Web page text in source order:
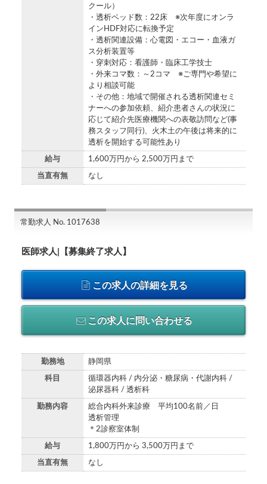
クール）
・透析ベッド数：22床 ※次年度にオンラ
インHDF対応に転換予定
・透析関連設備：心電図・エコー・血液ガ
ス分析装置等
・穿刺対応：看護師・臨床工学技士
・外来コマ数：～2コマ ※ご専門や希望に
より相談可能
・その他：地域で開催される透析関連セミ
ナーへの参加依頼、紹介患者さんの状況に
応じて紹介先医療機関への表敬訪問など(事
務スタッフ同行)、火木土の午後は将来的に
透析を開始する可能性あり
給与 1,600万円から 2,500万円まで
当直有無 なし
常勤求人 No. 1017638
医師求人|【募集終了求人】
この求人の詳細を見る
この求人に問い合わせる
勤務地 静岡県
科目
循環器内科 / 内分泌・糖尿病・代謝内科 /
泌尿器科 / 透析科
勤務内容
総合内科外来診療 平均100名前／日
透析管理
＊2診察室体制
給与 1,800万円から 3,500万円まで
当直有無 なし